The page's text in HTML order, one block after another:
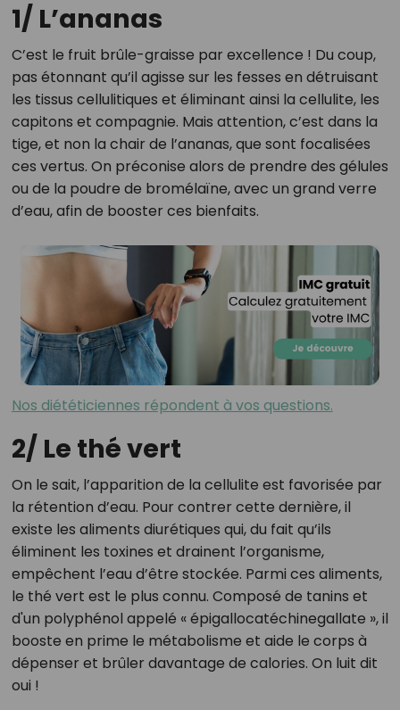
1/ L’ananas
C’est le fruit brûle-graisse par excellence ! Du coup,
pas étonnant qu’il agisse sur les fesses en détruisant
les tissus cellulitiques et éliminant ainsi la cellulite, les
capitons et compagnie. Mais attention, c’est dans la
tige, et non la chair de l’ananas, que sont focalisées
ces vertus. On préconise alors de prendre des gélules
ou de la poudre de bromélaïne, avec un grand verre
d’eau, afin de booster ces bienfaits.
Nos diététiciennes répondent à vos questions.
2/ Le thé vert
On le sait, l’apparition de la cellulite est favorisée par
la rétention d’eau. Pour contrer cette dernière, il
existe les aliments diurétiques qui, du fait qu’ils
éliminent les toxines et drainent l’organisme,
empêchent l’eau d’être stockée. Parmi ces aliments,
le thé vert est le plus connu. Composé de tanins et
d'un polyphénol appelé « épigallocatéchinegallate », il
booste en prime le métabolisme et aide le corps à
dépenser et brûler davantage de calories. On luit dit
oui !